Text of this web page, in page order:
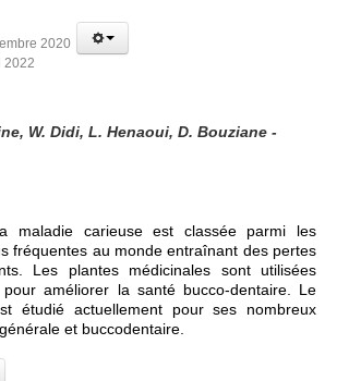
2020
2022
W. Didi, L. Henaoui, D. Bouziane -
maladie carieuse est classée parmi les
fréquentes au monde entraînant des pertes
Les plantes médicinales sont utilisées
améliorer la santé bucco-dentaire. Le
étudié actuellement pour ses nombreux
et buccodentaire.